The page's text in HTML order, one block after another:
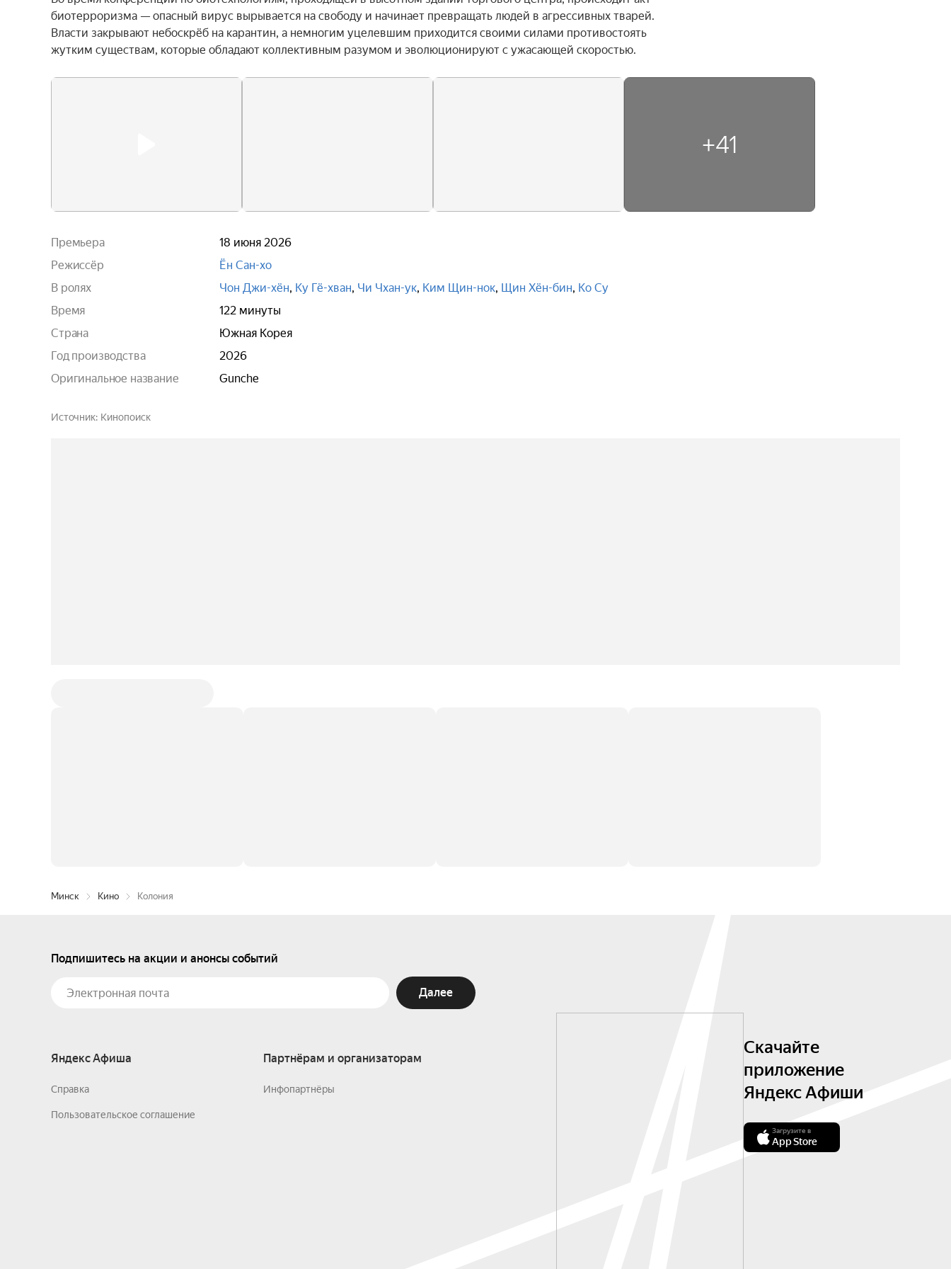
биотерроризма — опасный вирус вырывается на свободу и начинает превращать людей в агрессивных тварей.
Власти закрывают небоскрёб на карантин, а немногим уцелевшим приходится своими силами противостоять
жутким существам, которые обладают коллективным разумом и эволюционируют с ужасающей скоростью.
+41
Премьера
18 июня 2026
Режиссёр
Ён Сан-хо
В ролях
Чон Джи-хён, Ку Гё-хван, Чи Чхан-ук, Ким Щин-нок, Щин Хён-бин, Ко Су
Время
122 минуты
Страна
Южная Корея
Год производства
2026
Оригинальное название
Gunche
Источник Кинопоиск
Минск Кино Колония
Подпишитесь на акции и анонсы событий
Далее
Яндекс Афиша
Справка
Пользовательское соглашение
Партнёрам и организаторам
Инфопартнёры
Скачайте
приложение
Яндекс Афиши
Загрузите в
App Store